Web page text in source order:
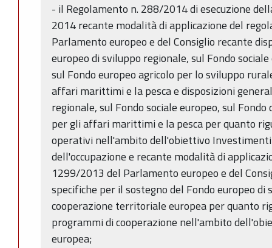
- il Regolamento n. 288/2014 di esecuzione
2014 recante modalità di applicazione del
Parlamento europeo e del Consiglio recante
europeo di sviluppo regionale, sul Fondo
sul Fondo europeo agricolo per lo sviluppo
affari marittimi e la pesca e disposizioni
regionale, sul Fondo sociale europeo, sul Fondo
per gli affari marittimi e la pesca per quanto
operativi nell'ambito dell'obiettivo
dell'occupazione e recante modalità di
1299/2013 del Parlamento europeo e del
specifiche per il sostegno del Fondo europeo
cooperazione territoriale europea per quanto
programmi di cooperazione nell'ambito
europea;